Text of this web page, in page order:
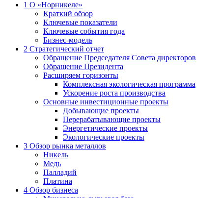
1 О «Норникеле»
Краткий обзор
Ключевые показатели
Ключевые события года
Бизнес-модель
2 Стратегический отчет
Обращение Председателя Совета директоров
Обращение Президента
Расширяем горизонты
Комплексная экологическая программа
Ускорение роста производства
Основные инвестиционные проекты
Добывающие проекты
Перерабатывающие проекты
Энергетические проекты
Экологические проекты
3 Обзор рынка металлов
Никель
Медь
Палладий
Платина
4 Обзор бизнеса